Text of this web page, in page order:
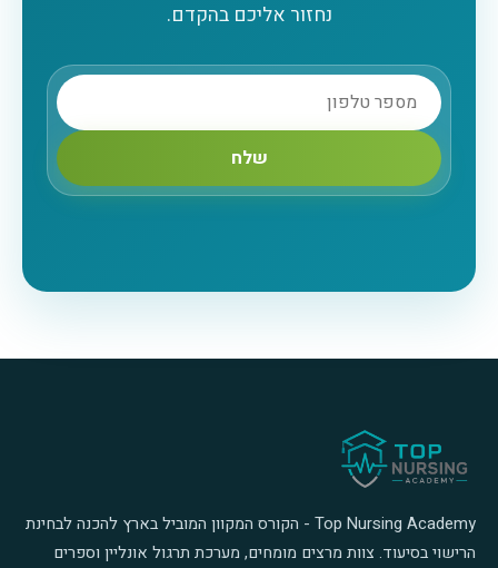
נחזור אליכם בהקדם.
שלח
Top Nursing Academy - הקורס המקוון המוביל בארץ להכנה לבחינת
הרישוי בסיעוד. צוות מרצים מומחים, מערכת תרגול אונליין וספרים